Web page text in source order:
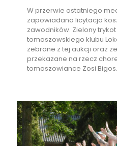
W przerwie ostatniego
zapowiadana licytacja
zawodników. Zielony
tomaszowskiego klubu
zebrane z tej aukcji oraz
przekazane na rzecz
tomaszowiance Zosi Bigos.